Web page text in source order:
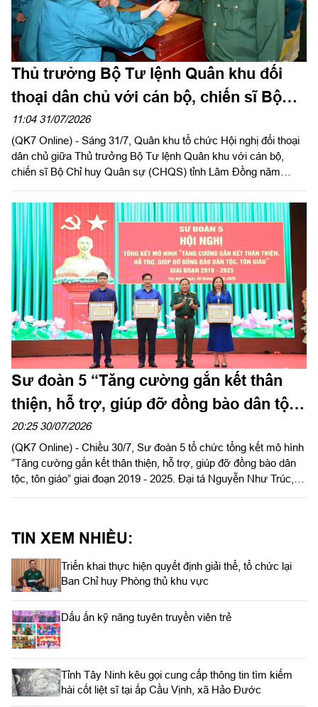
Thủ trưởng Bộ Tư lệnh Quân khu đối
thoại dân chủ với cán bộ, chiến sĩ Bộ
CHQS tỉnh Lâm Đồng
11:04 31/07/2026
(QK7 Online) - Sáng 31/7, Quân khu tổ chức Hội nghị đối thoại
dân chủ giữa Thủ trưởng Bộ Tư lệnh Quân khu với cán bộ,
chiến sĩ Bộ Chỉ huy Quân sự (CHQS) tỉnh Lâm Đồng năm
Phó Chính ủy Quân khu chủ trì hội nghị.
Sư đoàn 5 “Tăng cường gắn kết thân
thiện, hỗ trợ, giúp đỡ đồng bào dân tộc,
tôn giáo” trên địa bàn đóng quân
20:25 30/07/2026
(QK7 Online) - Chiều 30/7, Sư đoàn 5 tổ chức tổng kết mô hình
“Tăng cường gắn kết thân thiện, hỗ trợ, giúp đỡ đồng bào dân
tộc, tôn giáo” giai đoạn 2019 - 2025. Đại tá Nguyễn Như Trúc,
TIN XEM NHIỀU:
Triển khai thực hiện quyết định giải thể, tổ chức lại
Ban Chỉ huy Phòng thủ khu vực
Dấu ấn kỹ năng tuyên truyền viên trẻ
Tỉnh Tây Ninh kêu gọi cung cấp thông tin tìm kiếm
hài cốt liệt sĩ tại ấp Cầu Vịnh, xã Hảo Đước